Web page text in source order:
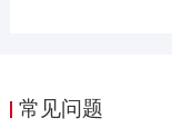
常见问题